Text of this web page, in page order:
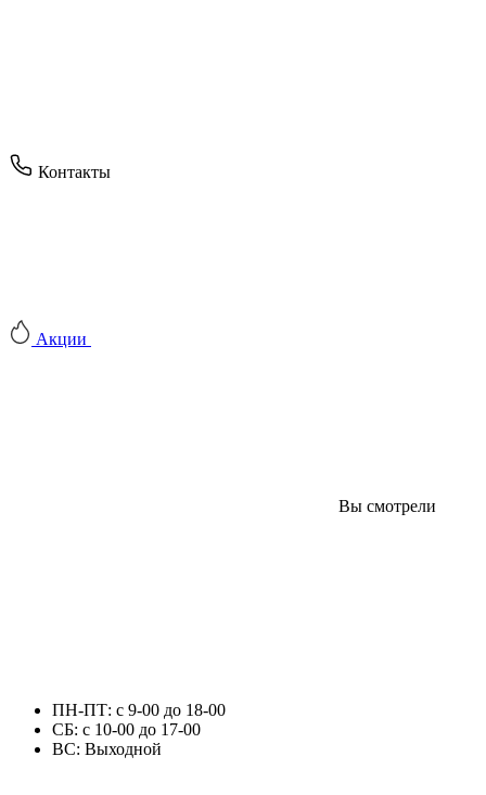
Контакты
Акции
Вы смотрели
ПН-ПТ: с 9-00 до 18-00
СБ: с 10-00 до 17-00
ВС: Выходной